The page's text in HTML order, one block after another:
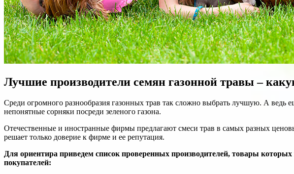
Лучшие производители семян газонной травы –
Среди огромного разнообразия газонных трав так сложно выбрать лучшую. А
непонятные сорняки посреди зеленого газона.
Отечественные и иностранные фирмы предлагают смеси трав в самых разных
решает только доверие к фирме и ее репутация.
Для ориентира приведем список проверенных производителей, товары
покупателей: